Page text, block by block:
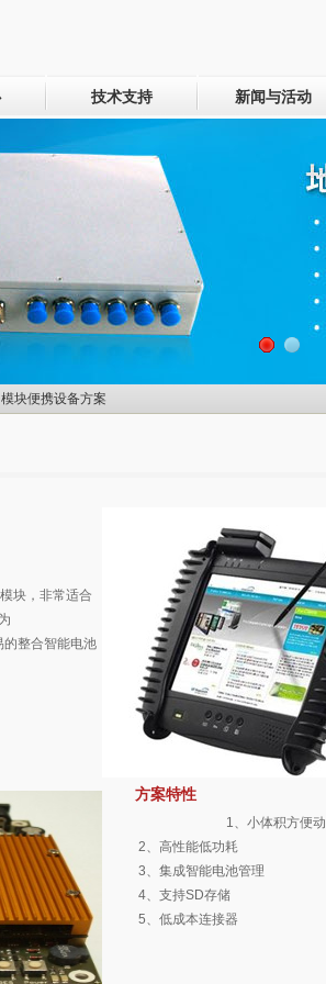
技术支持 新闻与活动
模块便携设备方案
块，非常适合
整合智能电池
方案特性
1、小体积方便动
2、高性能低功耗
3、集成智能电池管理
4、支持SD存储
5、低成本连接器